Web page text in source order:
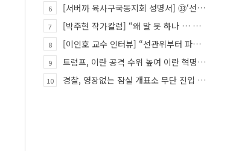
6 [서버까 육사구국동지회 성명서] ㉝‘선관위 특검’은 ‘부정선거 특검’으로 명명하고 박주현 변호사를 ‘특검…
7 [박주현 작가칼럼] “왜 말 못 하나 … 경기도 재정 파탄의 진짜 원인을”
8 [이인호 교수 인터뷰] “선관위부터 파고들어야…책임자 직접 고발하라”
9 트럼프, 이란 공격 수위 높여 이란 혁명 가능성 열어
10 경찰, 영장없는 잠실 개표소 무단 진입 홀로 막은 ‘올다르크’ 불구속 송치